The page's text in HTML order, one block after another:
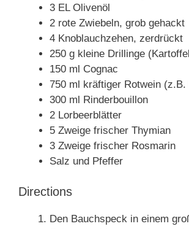
3 EL Olivenöl
2 rote Zwiebeln, grob gehackt
4 Knoblauchzehen, zerdrückt
250 g kleine Drillinge
150 ml Cognac
750 ml kräftiger Rotwein (z.B.
300 ml Rinderbouillon
2 Lorbeerblätter
5 Zweige frischer Thymian
3 Zweige frischer Rosmarin
Salz und Pfeffer
Directions
Den Bauchspeck in einem